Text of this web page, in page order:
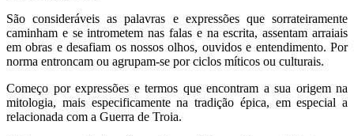
São consideráveis as palavras e expressões que sorrateiramente
caminham e se intrometem nas falas e na escrita, assentam arraiais
em obras e desafiam os nossos olhos, ouvidos e entendimento. Por
norma entroncam ou agrupam-se por ciclos míticos ou culturais.
Começo por expressões e termos que encontram a sua origem na
mitologia, mais especificamente na tradição épica, em especial a
relacionada com a Guerra de Troia.